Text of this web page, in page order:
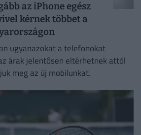
az iPhone egész
kérnek többet a
ugyanazokat a telefonokat
árak jelentősen eltérhetnek attól
meg az új mobilunkat.